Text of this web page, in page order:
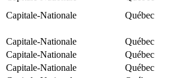
Capitale-Nationale
Québec
Capitale-Nationale
Québec
Capitale-Nationale
Québec
Capitale-Nationale
Québec